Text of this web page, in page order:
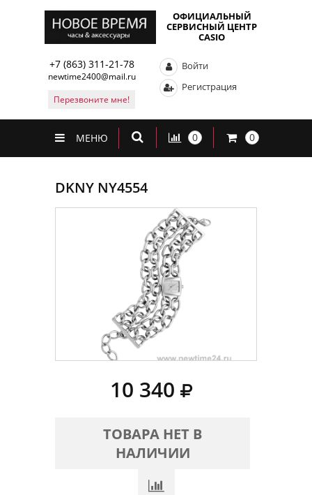
ОФИЦИАЛЬНЫЙ
СЕРВИСНЫЙ ЦЕНТР
CASIO
+7 (863) 311-21-78
newtime2400@mail.ru
Перезвоните мне!
Войти
Регистрация
МЕНЮ 0 0
DKNY NY4554
10 340
ТОВАРА НЕТ В
НАЛИЧИИ